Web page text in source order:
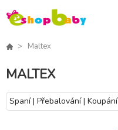
Maltex
MALTEX
Spaní | Přebalování | Koupání